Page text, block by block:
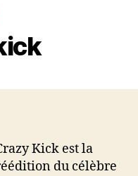
Kick est la
du célèbre